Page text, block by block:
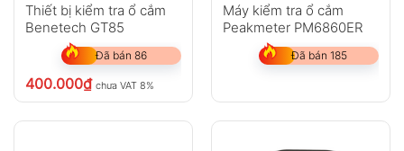
Thiết bị kiểm tra ổ cắm
Benetech GT85
Đã bán 86
400.000₫ chưa VAT 8%
Máy kiểm tra ổ cắm
Peakmeter PM6860ER
Đã bán 185